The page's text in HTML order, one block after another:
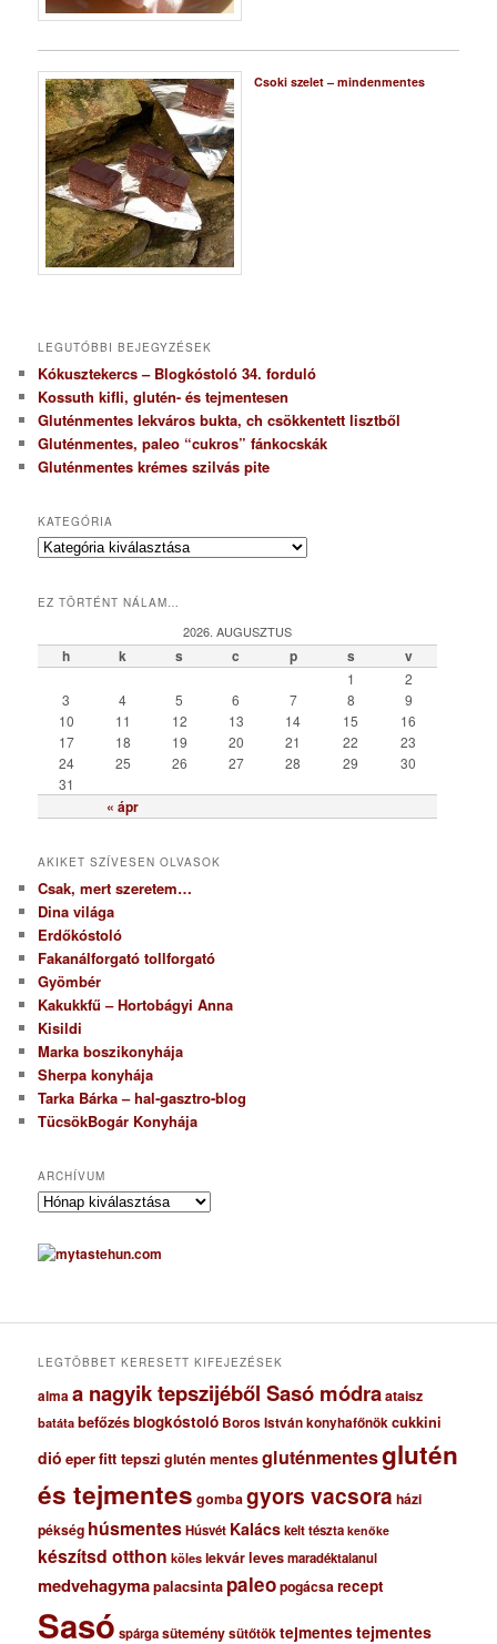
Csoki szelet – mindenmentes
LEGUTÓBBI BEJEGYZÉSEK
Kókusztekercs – Blogkóstoló 34. forduló
Kossuth kifli, glutén- és tejmentesen
Gluténmentes lekváros bukta, ch csökkentett lisztből
Gluténmentes, paleo “cukros” fánkocskák
Gluténmentes krémes szilvás pite
KATEGÓRIA
K
e
ó
r
EZ TÖRTÉNT NÁLAM…
2026. AUGUSZTUS
h k s c p s v
« ápr
1
2
3
4 5 6 7 8
9
10
11 12 13 14 15
16
17
18 19 20 21 22
23
24
25 26 27 28 29
30
31
AKIKET SZÍVESEN OLVASOK
Csak, mert szeretem…
Dina világa
Erdőkóstoló
Fakanálforgató tollforgató
Gyömbér
Kakukkfű – Hortobágyi Anna
Kisildi
Marka boszikonyhája
Sherpa konyhája
Tarka Bárka – hal-gasztro-blog
TücsökBogár Konyhája
ARCHÍVUM
A
c
h
u
LEGTÖBBET KERESETT KIFEJEZÉSEK
almaa nagyik tepszijéből Sasó módraataisz
batáta befőzésblogkóstoló Boros István konyhafőnökcukkini
dió eperfitt tepszi glutén mentesgluténmentesglutén
és tejmentes gombagyors vacsora házi
pékség húsmentesHúsvét Kalácskelt tészta kenőke
készítsd otthon köles lekvárlevesmaradéktalanul
medvehagymapalacsinta paleopogácsarecept
Sasó spárgasüteménysütőtöktejmentestejmentes